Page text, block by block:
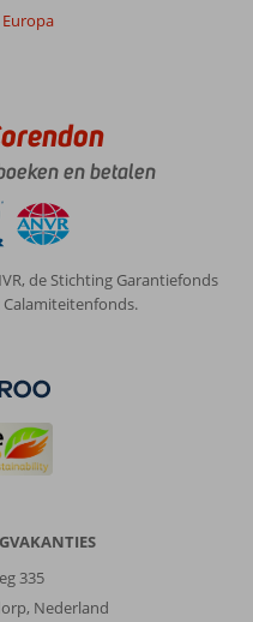
en betalen
de Stichting Garantiefonds
Calamiteitenfonds.
335
Nederland